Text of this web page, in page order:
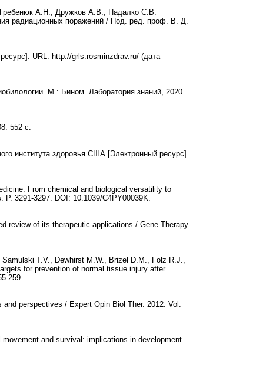
А.Н., Дружков А.В., Падалко С.В.
радиационных поражений / Под. ред. проф. В. Д.
URL: http://grls.rosminzdrav.ru/ (дата
М.: Бином. Лаборатория знаний, 2020.
552 с.
института здоровья США [Электронный ресурс].
From chemical and biological versatility to
3291-3297. DOI: 10.1039/C4PY00039K.
review of its therapeutic applications / Gene Therapy.
T.V., Dewhirst M.W., Brizel D.M., Folz R.J.,
for prevention of normal tissue injury after
259.
perspectives / Expert Opin Biol Ther. 2012. Vol.
and survival: implications in development